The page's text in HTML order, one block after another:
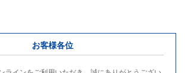
お客様各位